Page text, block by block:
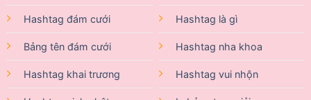
Hashtag đám cưới
Bảng tên đám cưới
Hashtag khai trương
Hashtag là gì
Hashtag nha khoa
Hashtag vui nhộn